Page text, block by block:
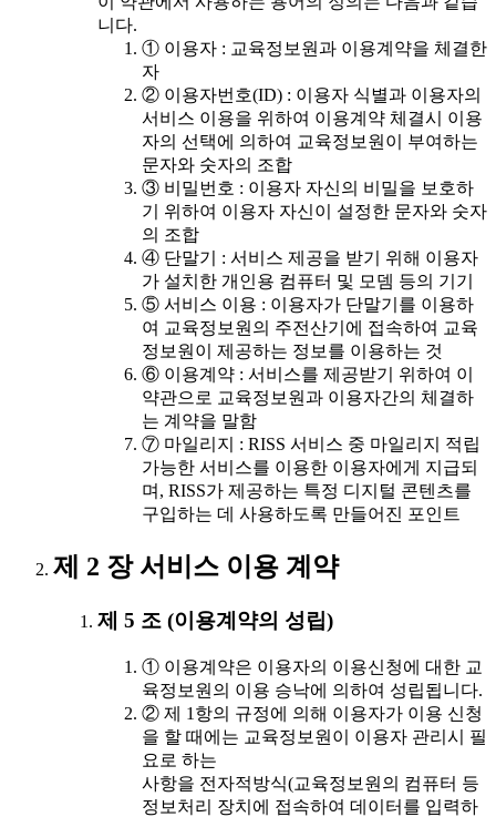
니다.
① 이용자 : 교육정보원과 이용계약을 체결한
자
② 이용자번호(ID) : 이용자 식별과 이용자의
서비스 이용을 위하여 이용계약 체결시 이용
자의 선택에 의하여 교육정보원이 부여하는
문자와 숫자의 조합
③ 비밀번호 : 이용자 자신의 비밀을 보호하
기 위하여 이용자 자신이 설정한 문자와 숫자
의 조합
④ 단말기 : 서비스 제공을 받기 위해 이용자
가 설치한 개인용 컴퓨터 및 모뎀 등의 기기
⑤ 서비스 이용 : 이용자가 단말기를 이용하
여 교육정보원의 주전산기에 접속하여 교육
정보원이 제공하는 정보를 이용하는 것
⑥ 이용계약 : 서비스를 제공받기 위하여 이
약관으로 교육정보원과 이용자간의 체결하
는 계약을 말함
⑦ 마일리지 : RISS 서비스 중 마일리지 적립
가능한 서비스를 이용한 이용자에게 지급되
며, RISS가 제공하는 특정 디지털 콘텐츠를
구입하는 데 사용하도록 만들어진 포인트
제 2 장 서비스 이용 계약
제 5 조 (이용계약의 성립)
① 이용계약은 이용자의 이용신청에 대한 교
육정보원의 이용 승낙에 의하여 성립됩니다.
② 제 1항의 규정에 의해 이용자가 이용 신청
을 할 때에는 교육정보원이 이용자 관리시 필
요로 하는
사항을 전자적방식(교육정보원의 컴퓨터 등
정보처리 장치에 접속하여 데이터를 입력하